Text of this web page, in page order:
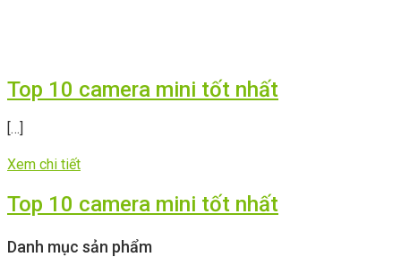
Top 10 camera mini tốt nhất
[…]
Xem chi tiết
Top 10 camera mini tốt nhất
Danh mục sản phẩm